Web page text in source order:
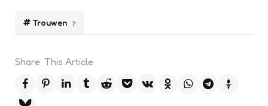
Trouwen 7
Share This Article